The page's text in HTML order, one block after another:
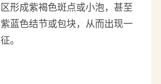
形成紫褐色斑点或小泡，甚至
蓝色结节或包块，从而出现一
。